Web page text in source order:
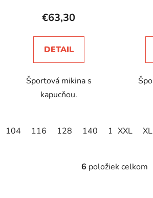
€63,30
DETAIL
Športová mikina s
kapucňou.
104 116 128 140 152XXL XL
O
6 položiek celkom